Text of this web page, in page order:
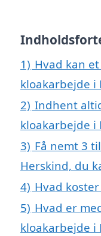
1) Hvad kan
kloakarbejde i
2) Indhent
kloakarbejde i
3) Få nemt 3
Herskind, du
4) Hvad
5) Hvad er
kloakarbejde i